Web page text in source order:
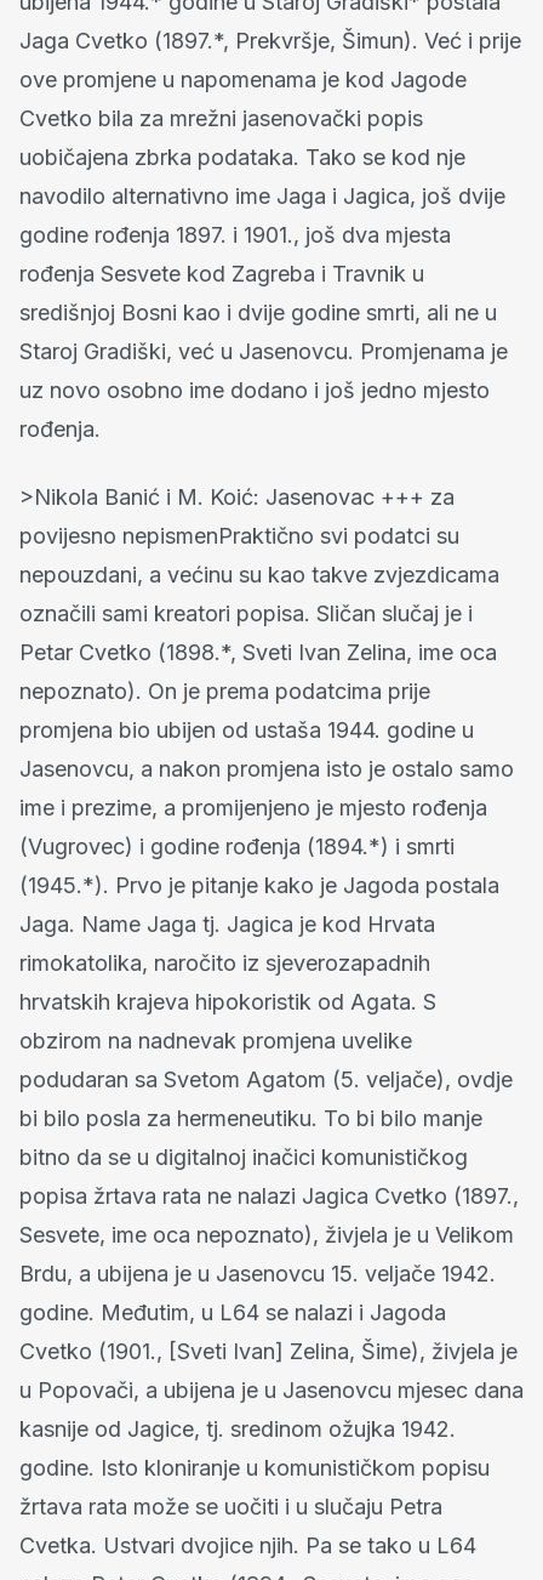
Jaga Cvetko (1897.*, Prekvršje, Šimun). Već i prije
ove promjene u napomenama je kod Jagode
Cvetko bila za mrežni jasenovački popis
uobičajena zbrka podataka. Tako se kod nje
navodilo alternativno ime Jaga i Jagica, još dvije
godine rođenja 1897. i 1901., još dva mjesta
rođenja Sesvete kod Zagreba i Travnik u
središnjoj Bosni kao i dvije godine smrti, ali ne u
Staroj Gradiški, već u Jasenovcu. Promjenama je
uz novo osobno ime dodano i još jedno mjesto
rođenja.
>Nikola Banić i M. Koić: Jasenovac +++ za
povijesno nepismenPraktično svi podatci su
nepouzdani, a većinu su kao takve zvjezdicama
označili sami kreatori popisa. Sličan slučaj je i
Petar Cvetko (1898.*, Sveti Ivan Zelina, ime oca
nepoznato). On je prema podatcima prije
promjena bio ubijen od ustaša 1944. godine u
Jasenovcu, a nakon promjena isto je ostalo samo
ime i prezime, a promijenjeno je mjesto rođenja
(Vugrovec) i godine rođenja (1894.*) i smrti
(1945.*). Prvo je pitanje kako je Jagoda postala
Jaga. Name Jaga tj. Jagica je kod Hrvata
rimokatolika, naročito iz sjeverozapadnih
hrvatskih krajeva hipokoristik od Agata. S
obzirom na nadnevak promjena uvelike
podudaran sa Svetom Agatom (5. veljače), ovdje
bi bilo posla za hermeneutiku. To bi bilo manje
bitno da se u digitalnoj inačici komunističkog
popisa žrtava rata ne nalazi Jagica Cvetko (1897.,
Sesvete, ime oca nepoznato), živjela je u Velikom
Brdu, a ubijena je u Jasenovcu 15. veljače 1942.
godine. Međutim, u L64 se nalazi i Jagoda
Cvetko (1901., [Sveti Ivan] Zelina, Šime), živjela je
u Popovači, a ubijena je u Jasenovcu mjesec dana
kasnije od Jagice, tj. sredinom ožujka 1942.
godine. Isto kloniranje u komunističkom popisu
žrtava rata može se uočiti i u slučaju Petra
Cvetka. Ustvari dvojice njih. Pa se tako u L64